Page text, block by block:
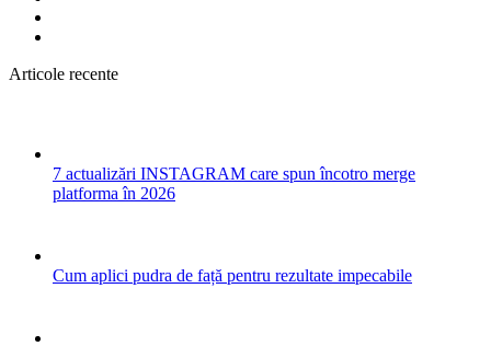
Articole recente
7 actualizări INSTAGRAM care spun încotro merge
platforma în 2026
Cum aplici pudra de față pentru rezultate impecabile